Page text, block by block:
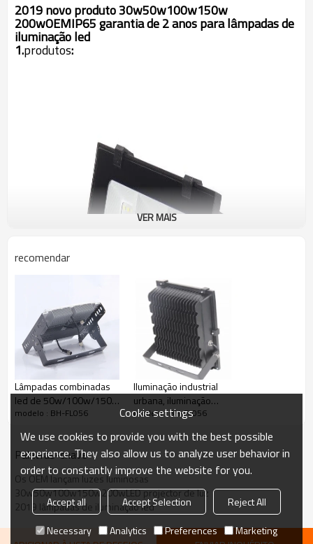
2019 novo produto 30w50w100w150w
200wOEMIP65 garantia de 2 anos para lâmpadas de
iluminação led
1.produtos:
VER MAIS
recomendar
Lâmpadas combinadas
led de 50w/100w/150w
para túneis/projectores
modelo : BH-FL056
Iluminação industrial
urbana, iluminação
exterior, projectores LED
modelo : BH-FL056
Palavras-chave
Os OEM lançam luzes luminosas
30w50w100w150w200wLED projector de luz
2019 lâmpadas de iluminação led
Cookie settings
We use cookies to provide you with the best possible
experience. They also allow us to analyze user behavior in
order to constantly improve the website for you.
Accept all Accept Selection
Reject All
Necessary
Analytics Preferences Marketing